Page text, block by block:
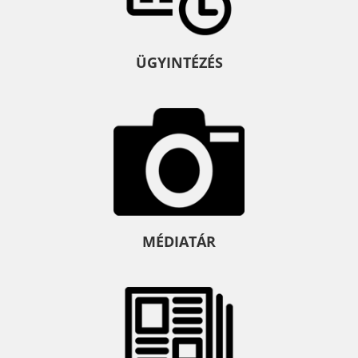
ÜGYINTÉZÉS
MÉDIATÁR